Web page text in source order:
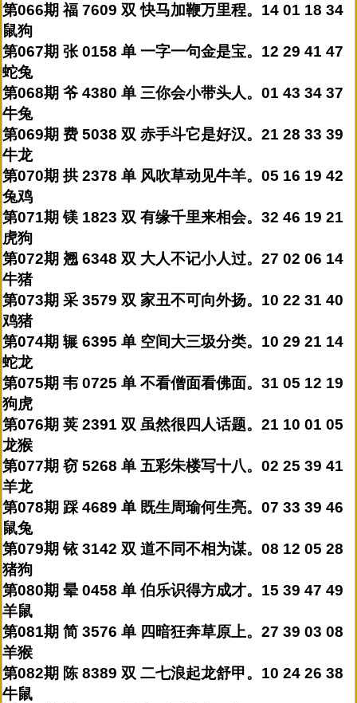
第066期 福 7609 双 快马加鞭万里程。14 01 18 34
鼠狗
第067期 张 0158 单 一字一句金是宝。12 29 41 47
蛇兔
第068期 爷 4380 单 三你会小带头人。01 43 34 37
牛兔
第069期 费 5038 双 赤手斗它是好汉。21 28 33 39
牛龙
第070期 拱 2378 单 风吹草动见牛羊。05 16 19 42
兔鸡
第071期 镁 1823 双 有缘千里来相会。32 46 19 21
虎狗
第072期 翘 6348 双 大人不记小人过。27 02 06 14
牛猪
第073期 采 3579 双 家丑不可向外扬。10 22 31 40
鸡猪
第074期 辗 6395 单 空间大三圾分类。10 29 21 14
蛇龙
第075期 韦 0725 单 不看僧面看佛面。31 05 12 19
狗虎
第076期 荚 2391 双 虽然很四人话题。21 10 01 05
龙猴
第077期 窃 5268 单 五彩朱楼写十八。02 25 39 41
羊龙
第078期 踩 4689 单 既生周瑜何生亮。07 33 39 46
鼠兔
第079期 铱 3142 双 道不同不相为谋。08 12 05 28
猪狗
第080期 晕 0458 单 伯乐识得方成才。15 39 47 49
羊鼠
第081期 简 3576 单 四暗狂奔草原上。27 39 03 08
羊猴
第082期 陈 8389 双 二七浪起龙舒甲。10 24 26 38
牛鼠